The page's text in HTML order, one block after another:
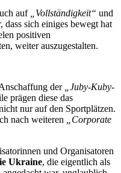
auf
„Vollständigkeit“ und
sich einiges bewegt hat
positiven
weiter auszugestalten.
der
„Juby-Kuby-
prägen diese das
nur auf den Sportplätzen.
nach weiteren
„Corporate
und Organisatoren
Ukraine, die eigentlich als